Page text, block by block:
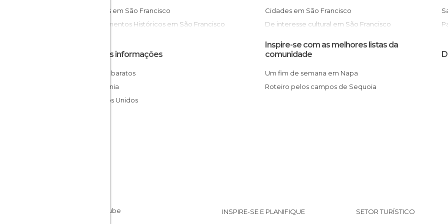
Jardins em São Francisco
Monumentos Históricos em São Francisco
Cidades em São Francisco
De interesse cultural em São Francisco
De interesse turístico em São Francisco
Ilhas em São Francisco
Jardins em São Francisco
Ruas em São Francisco
Outras informações
Hotéis baratos
Califórnia
Estados Unidos
Inspire-se com as melhores listas da
comunidade
Um fim de semana em Napa
Roteiro pelos campos de Sequoia
INSPIRE-SE E PLANIFIQUE SETOR TURÍSTICO